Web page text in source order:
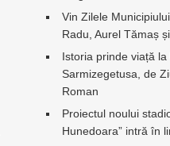
Vin Zilele
Radu, Aurel Tămaș
Istoria prinde viață la
Sarmizegetusa, de
Roman
Proiectul noului
Hunedoara” intră în